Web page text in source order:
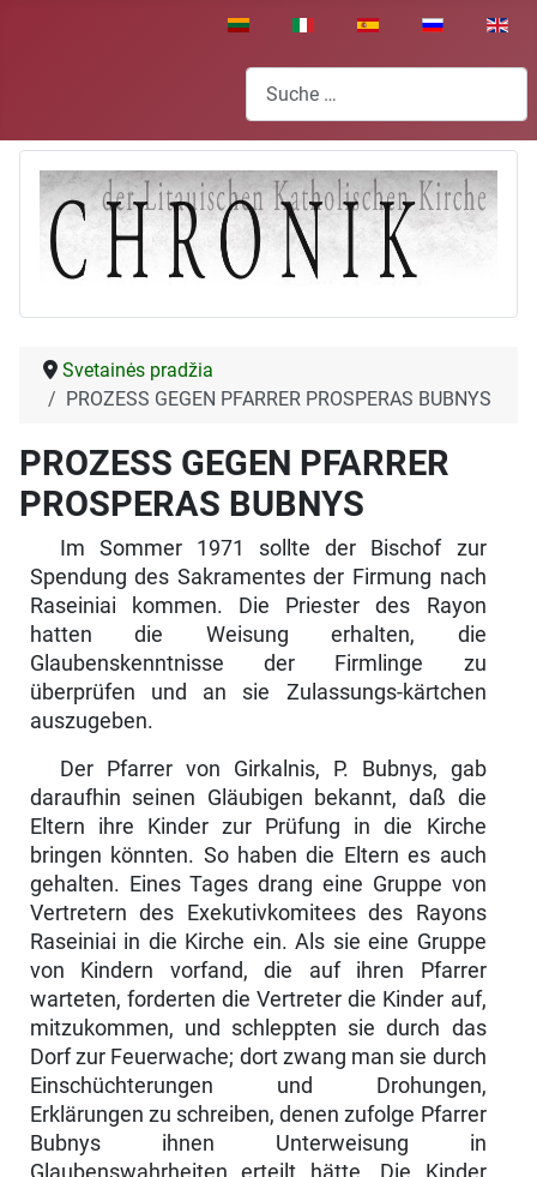
Sprache auswählen
Suchen
Svetainės pradžia
PROZESS GEGEN PFARRER PROSPERAS BUBNYS
PROZESS GEGEN PFARRER
PROSPERAS BUBNYS
Im Sommer 1971 sollte der Bischof zur
Spendung des Sakra­mentes der Firmung nach
Raseiniai kommen. Die Priester des Rayon
hatten die Weisung erhalten, die
Glaubenskennt­nisse der Firmlinge zu
überprüfen und an sie Zulassungs-kärtchen
auszugeben.
Der Pfarrer von Girkalnis, P. Bubnys, gab
daraufhin sei­nen Gläubigen bekannt, daß die
Eltern ihre Kinder zur Prüfung in die Kirche
bringen könnten. So haben die Eltern es auch
gehalten. Eines Tages drang eine Gruppe von
Vertretern des Exekutivkomitees des Rayons
Raseiniai in die Kirche ein. Als sie eine Gruppe
von Kindern vor­fand, die auf ihren Pfarrer
warteten, forderten die Vertreter die Kinder auf,
mitzukommen, und schleppten sie durch das
Dorf zur Feuerwache; dort zwang man sie durch
Einschüchterungen und Drohungen,
Erklärungen zu schrei­ben, denen zufolge Pfarrer
Bubnys ihnen Unterweisung in